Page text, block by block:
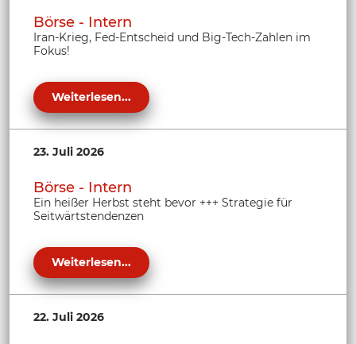
Börse - Intern
Iran-Krieg, Fed-Entscheid und Big-Tech-Zahlen im
Fokus!
Weiterlesen...
23. Juli 2026
Börse - Intern
Ein heißer Herbst steht bevor +++ Strategie für
Seitwärtstendenzen
Weiterlesen...
22. Juli 2026